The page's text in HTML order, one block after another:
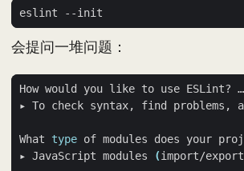
会提问一堆问题：
What type
▸ JavaScript modules
(import/export